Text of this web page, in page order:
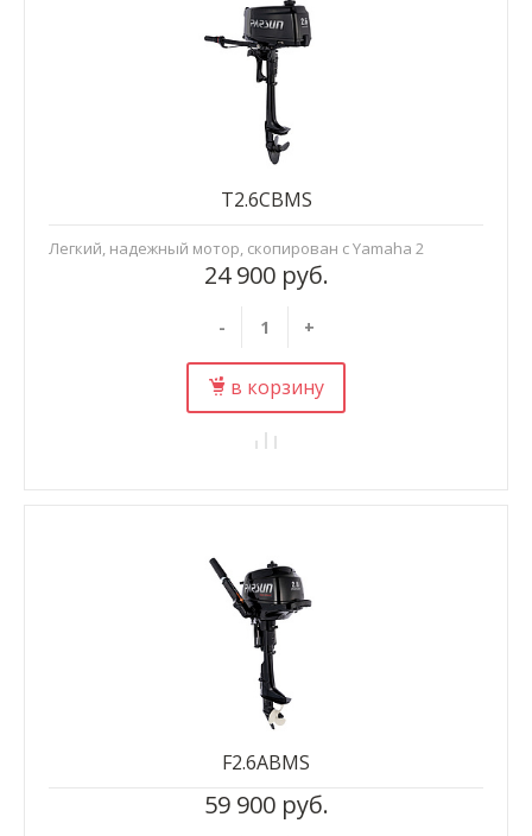
24 900 руб.
- +
в корзину
T2.6CBMS
Легкий, надежный мотор, скопирован с Yamaha 2
59 900 руб.
F2.6ABMS